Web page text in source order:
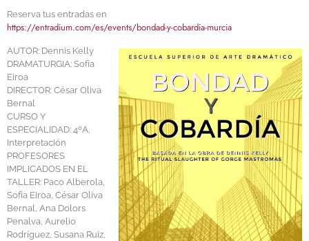
Reserva tus entradas en
https://entradium.com/es/events/bondad-y-cobardia-murcia
AUTOR: Dennis Kelly
DRAMATURGIA: Sofía
Eiroa
DIRECTOR: César Oliva
Bernal
CURSO Y
ESPECIALIDAD: 4ºA,
Interpretación
PROFESORES
IMPLICADOS EN EL
TALLER: Paco Alberola,
Sofía Eiroa, César Oliva
Bernal, Ana Dolors
Penalva, Aurelio
Rodríguez, Susana Ruiz,